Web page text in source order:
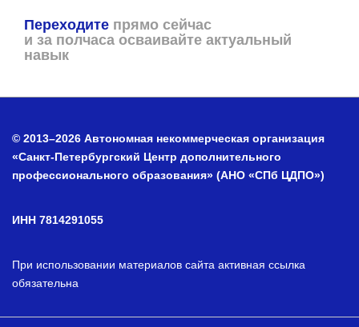
Переходите прямо сейчас
и за полчаса осваивайте актуальный
навык
© 2013–2026 Автономная некоммерческая организация
«Санкт-Петербургский Центр дополнительного
профессионального образования» (АНО «СПб ЦДПО»)
ИНН 7814291055
При использовании материалов сайта активная ссылка
обязательна